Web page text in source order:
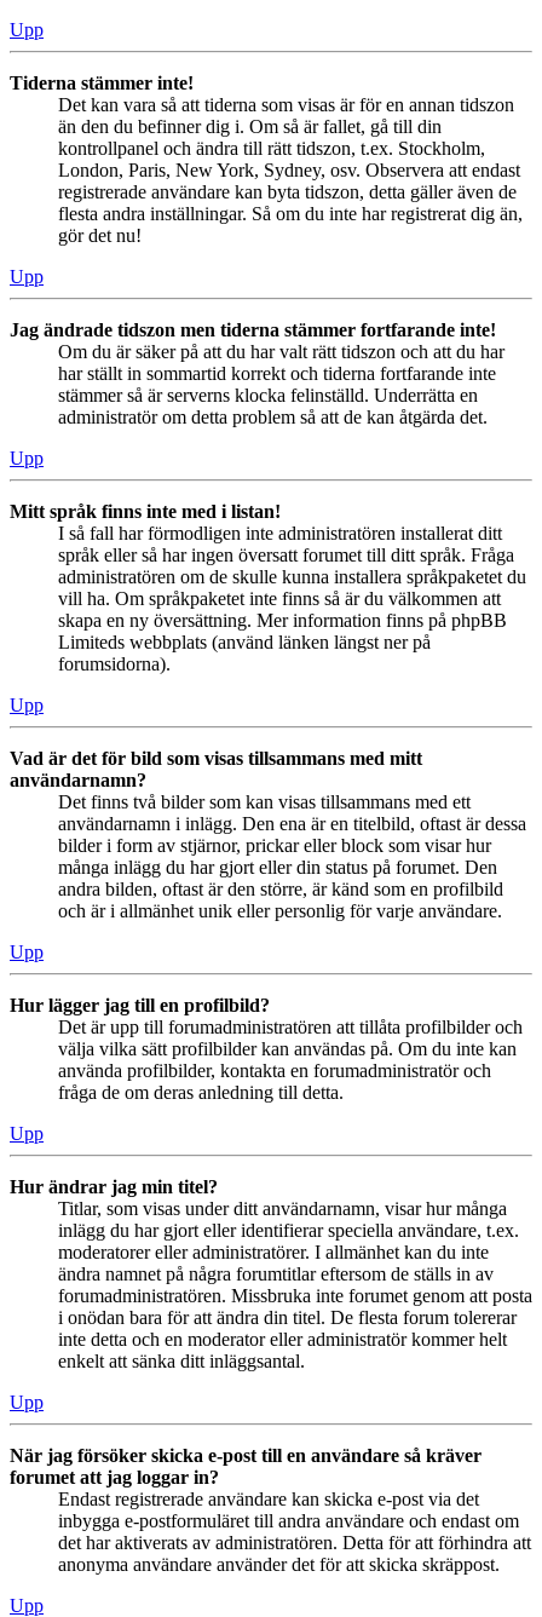
Upp
Tiderna stämmer inte!
Det kan vara så att tiderna som visas är för en annan tidszon
än den du befinner dig i. Om så är fallet, gå till din
kontrollpanel och ändra till rätt tidszon, t.ex. Stockholm,
London, Paris, New York, Sydney, osv. Observera att endast
registrerade användare kan byta tidszon, detta gäller även de
flesta andra inställningar. Så om du inte har registrerat dig än,
gör det nu!
Upp
Jag ändrade tidszon men tiderna stämmer fortfarande inte!
Om du är säker på att du har valt rätt tidszon och att du har
har ställt in sommartid korrekt och tiderna fortfarande inte
stämmer så är serverns klocka felinställd. Underrätta en
administratör om detta problem så att de kan åtgärda det.
Upp
Mitt språk finns inte med i listan!
I så fall har förmodligen inte administratören installerat ditt
språk eller så har ingen översatt forumet till ditt språk. Fråga
administratören om de skulle kunna installera språkpaketet du
vill ha. Om språkpaketet inte finns så är du välkommen att
skapa en ny översättning. Mer information finns på phpBB
Limiteds webbplats (använd länken längst ner på
forumsidorna).
Upp
Vad är det för bild som visas tillsammans med mitt
användarnamn?
Det finns två bilder som kan visas tillsammans med ett
användarnamn i inlägg. Den ena är en titelbild, oftast är dessa
bilder i form av stjärnor, prickar eller block som visar hur
många inlägg du har gjort eller din status på forumet. Den
andra bilden, oftast är den större, är känd som en profilbild
och är i allmänhet unik eller personlig för varje användare.
Upp
Hur lägger jag till en profilbild?
Det är upp till forumadministratören att tillåta profilbilder och
välja vilka sätt profilbilder kan användas på. Om du inte kan
använda profilbilder, kontakta en forumadministratör och
fråga de om deras anledning till detta.
Upp
Hur ändrar jag min titel?
Titlar, som visas under ditt användarnamn, visar hur många
inlägg du har gjort eller identifierar speciella användare, t.ex.
moderatorer eller administratörer. I allmänhet kan du inte
ändra namnet på några forumtitlar eftersom de ställs in av
forumadministratören. Missbruka inte forumet genom att posta
i onödan bara för att ändra din titel. De flesta forum tolererar
inte detta och en moderator eller administratör kommer helt
enkelt att sänka ditt inläggsantal.
Upp
När jag försöker skicka e-post till en användare så kräver
forumet att jag loggar in?
Endast registrerade användare kan skicka e-post via det
inbygga e-postformuläret till andra användare och endast om
det har aktiverats av administratören. Detta för att förhindra att
anonyma användare använder det för att skicka skräppost.
Upp